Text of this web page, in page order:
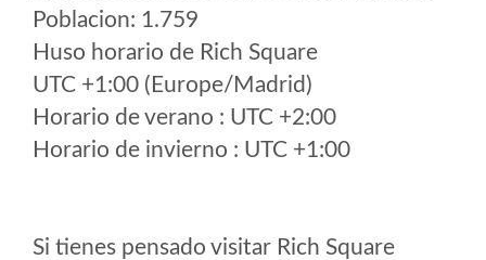
Poblacion: 1.759
Huso horario de Rich Square
UTC +1:00 (Europe/Madrid)
Horario de verano : UTC +2:00
Horario de invierno : UTC +1:00
Si tienes pensado visitar Rich Square